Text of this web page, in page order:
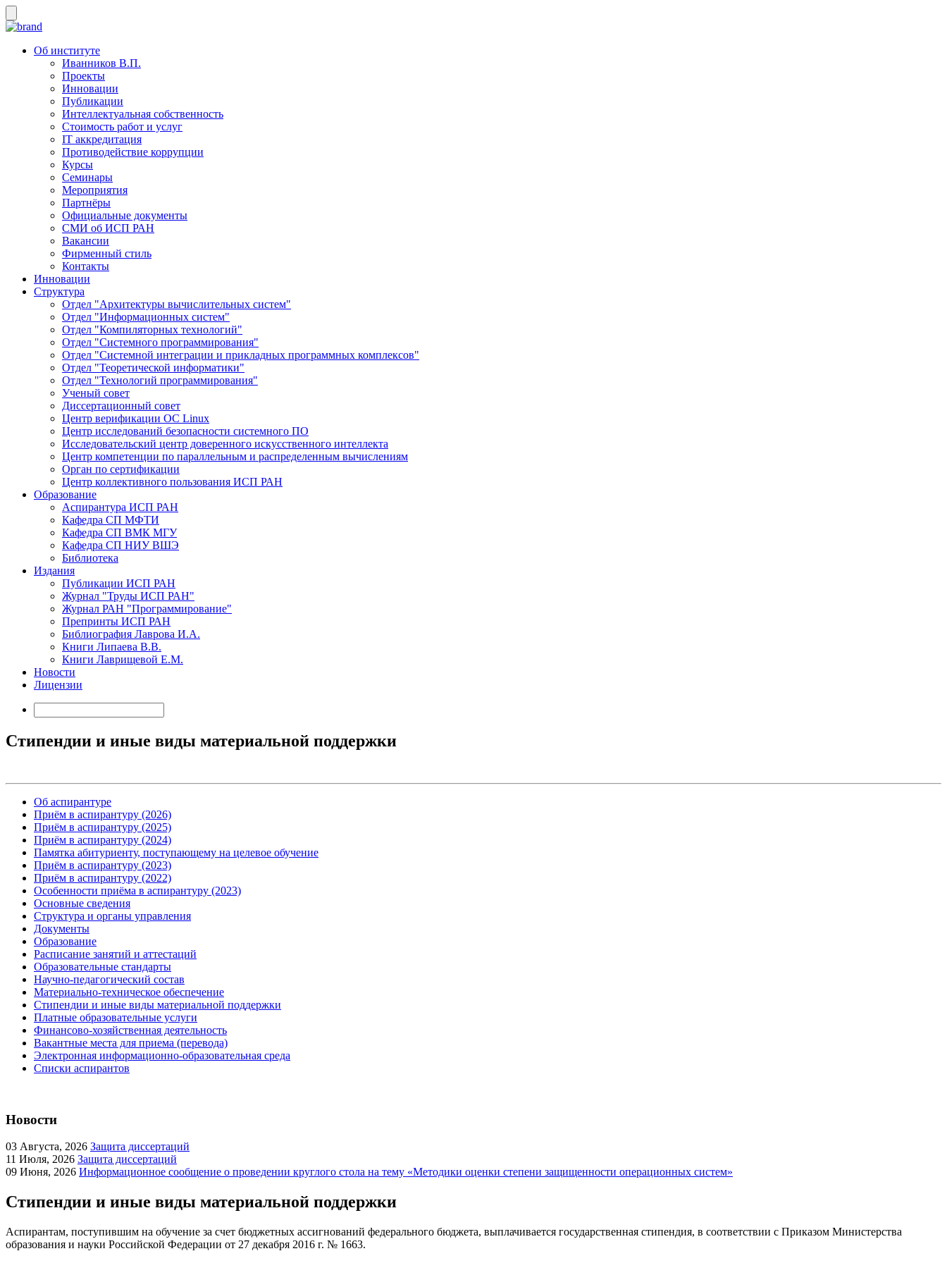
Об институте
Иванников В.П.
Проекты
Инновации
Публикации
Интеллектуальная собственность
Стоимость работ и услуг
IT аккредитация
Противодействие коррупции
Курсы
Семинары
Мероприятия
Партнёры
Официальные документы
СМИ об ИСП РАН
Вакансии
Фирменный стиль
Контакты
Инновации
Структура
Отдел "Архитектуры вычислительных систем"
Отдел "Информационных систем"
Отдел "Компиляторных технологий"
Отдел "Системного программирования"
Отдел "Системной интеграции и прикладных программных комплексов"
Отдел "Теоретической информатики"
Отдел "Технологий программирования"
Ученый совет
Диссертационный совет
Центр верификации ОС Linux
Центр исследований безопасности системного ПО
Исследовательский центр доверенного искусственного интеллекта
Центр компетенции по параллельным и распределенным вычислениям
Орган по сертификации
Центр коллективного пользования ИСП РАН
Образование
Аспирантура ИСП РАН
Кафедра СП МФТИ
Кафедра СП ВМК МГУ
Кафедра СП НИУ ВШЭ
Библиотека
Издания
Публикации ИСП РАН
Журнал "Труды ИСП РАН"
Журнал РАН "Программирование"
Препринты ИСП РАН
Библиография Лаврова И.А.
Книги Липаева В.В.
Книги Лаврищевой Е.М.
Новости
Лицензии
Стипендии и иные виды материальной поддержки
Об аспирантуре
Приём в аспирантуру (2026)
Приём в аспирантуру (2025)
Приём в аспирантуру (2024)
Памятка абитуриенту, поступающему на целевое обучение
Приём в аспирантуру (2023)
Приём в аспирантуру (2022)
Особенности приёма в аспирантуру (2023)
Основные сведения
Структура и органы управления
Документы
Образование
Расписание занятий и аттестаций
Образовательные стандарты
Научно-педагогический состав
Материально-техническое обеспечение
Стипендии и иные виды материальной поддержки
Платные образовательные услуги
Финансово-хозяйственная деятельность
Вакантные места для приема (перевода)
Электронная информационно-образовательная среда
Списки аспирантов
Новости
03 Августа, 2026 Защита диссертаций
11 Июля, 2026 Защита диссертаций
09 Июня, 2026 Информационное сообщение о проведении круглого стола на тему «Методики оценки степени защищенности операционных систем»
Стипендии и иные виды материальной поддержки
Аспирантам, поступившим на обучение за счет бюджетных ассигнований федерального бюджета, выплачивается государственная стипендия, в соответствии с Приказом Министерства
образования и науки Российской Федерации от 27 декабря 2016 г. № 1663.